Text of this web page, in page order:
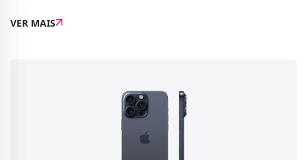
do iOS 18.Novidades que existem no sistema operativo
VER MAIS